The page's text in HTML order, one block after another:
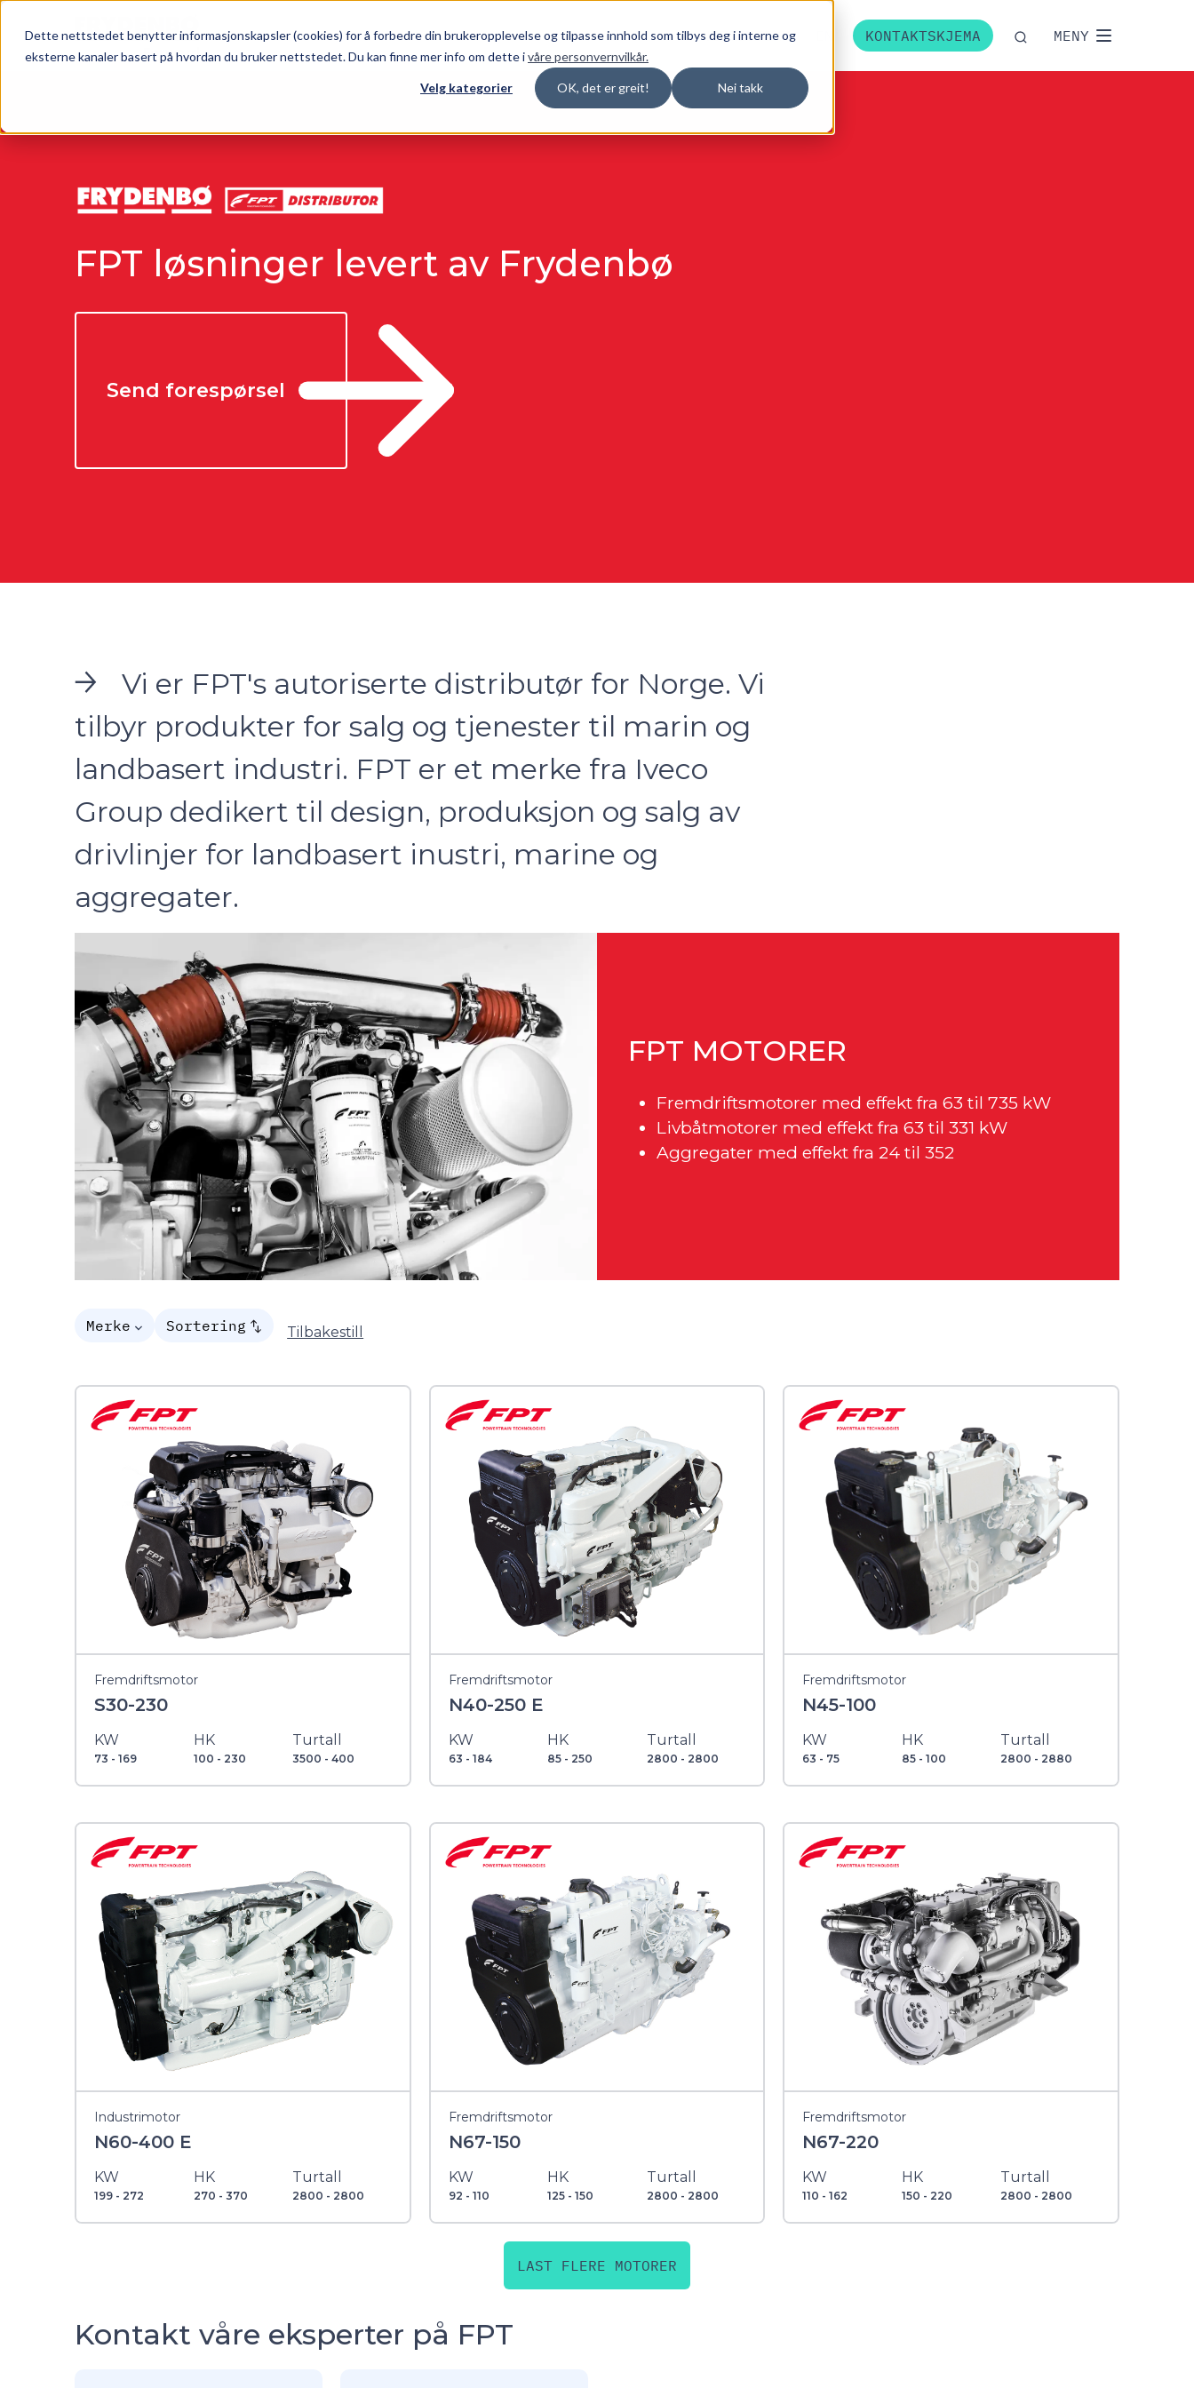
Dette nettstedet benytter informasjonskapsler (cookies) for å forbedre din brukeropplevelse og tilpasse innhold som tilbys deg i interne og
eksterne kanaler basert på hvordan du bruker nettstedet. Du kan finne mer info om dette ivåre personvernvilkår.
Velg kategorier OK, det er greit! Nei takk
NETTBUTIKK KONTAKTSKJEMA MENY
FPT løsninger levert av Frydenbø
Send forespørsel
Vi er FPT's autoriserte distributør for Norge. Vi
tilbyr produkter for salg og tjenester til marin og
landbasert industri. FPT er et merke fra Iveco
Group dedikert til design, produksjon og salg av
drivlinjer for landbasert inustri, marine og
aggregater.
FPT MOTORER
Fremdriftsmotorer med effekt fra 63 til 735 kW
Livbåtmotorer med effekt fra 63 til 331 kW
Aggregater med effekt fra 24 til 352
Merke Sortering Tilbakestill
Fremdriftsmotor
S30-230
KW
73 - 169
HK
100 - 230
Turtall
3500 - 400
Fremdriftsmotor
N40-250 E
KW
63 - 184
HK
85 - 250
Turtall
2800 - 2800
Fremdriftsmotor
N45-100
KW
63 - 75
HK
85 - 100
Turtall
2800 - 2880
Industrimotor
N60-400 E
KW
199 - 272
HK
270 - 370
Turtall
2800 - 2800
Fremdriftsmotor
N67-150
KW
92 - 110
HK
125 - 150
Turtall
2800 - 2800
Fremdriftsmotor
N67-220
KW
110 - 162
HK
150 - 220
Turtall
2800 - 2800
LAST FLERE MOTORER
Kontakt våre eksperter på FPT